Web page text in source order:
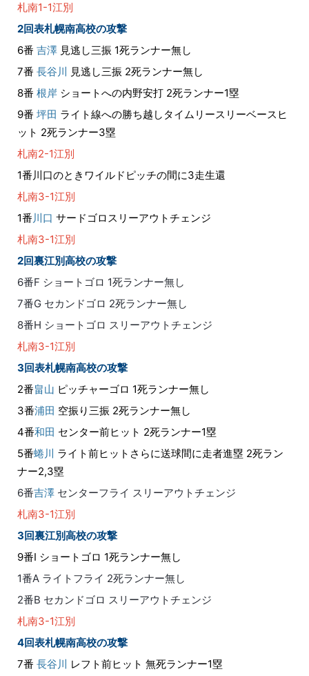
札南1-1江別
2回表札幌南高校の攻撃
6番 吉澤 見逃し三振 1死ランナー無し
7番 長谷川 見逃し三振 2死ランナー無し
8番 根岸 ショートへの内野安打 2死ランナー1塁
9番 坪田 ライト線への勝ち越しタイムリースリーベースヒ
ット 2死ランナー3塁
札南2-1江別
1番川口のときワイルドピッチの間に3走生還
札南3-1江別
1番川口 サードゴロスリーアウトチェンジ
札南3-1江別
2回裏江別高校の攻撃
6番F ショートゴロ 1死ランナー無し
7番G セカンドゴロ 2死ランナー無し
8番H ショートゴロ スリーアウトチェンジ
札南3-1江別
3回表札幌南高校の攻撃
2番畠山 ピッチャーゴロ 1死ランナー無し
3番浦田 空振り三振 2死ランナー無し
4番和田 センター前ヒット 2死ランナー1塁
5番蜷川 ライト前ヒットさらに送球間に走者進塁 2死ラン
ナー2,3塁
6番吉澤 センターフライ スリーアウトチェンジ
札南3-1江別
3回裏江別高校の攻撃
9番I ショートゴロ 1死ランナー無し
1番A ライトフライ 2死ランナー無し
2番B セカンドゴロ スリーアウトチェンジ
札南3-1江別
4回表札幌南高校の攻撃
7番 長谷川 レフト前ヒット 無死ランナー1塁